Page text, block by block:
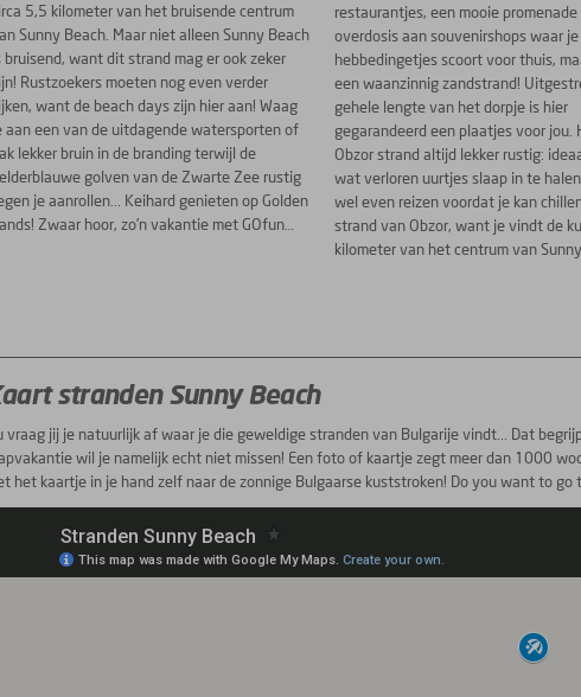
5,5 kilometer van het bruisende centrum
Sunny Beach. Maar niet alleen Sunny Beach
bruisend, want dit strand mag er ook zeker
Rustzoekers moeten nog even verder
want de beach days zijn hier aan! Waag
aan een van de uitdagende watersporten of
lekker bruin in de branding terwijl de
golven van de Zwarte Zee rustig
je aanrollen... Keihard genieten op Golden
Zwaar hoor, zo’n vakantie met GOfun…
restaurantjes, een mooie promenade
overdosis aan souvenirshops waar
hebbedingetjes scoort voor thuis,
een waanzinnig zandstrand!
gehele lengte van het dorpje is hier
gegarandeerd een plaatjes voor jou.
Obzor strand altijd lekker rustig:
wat verloren uurtjes slaap in te
wel even reizen voordat je kan
strand van Obzor, want je vindt de
kilometer van het centrum van
stranden Sunny Beach
vraag jij je natuurlijk af waar je die geweldige stranden van Bulgarije vindt... Dat
wil je namelijk echt niet missen! Een foto of kaartje zegt meer dan 1000
het kaartje in je hand zelf naar de zonnige Bulgaarse kuststroken! Do you want to go